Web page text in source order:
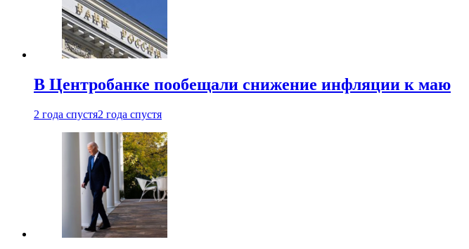
В Центробанке пообещали снижение инфляции к маю
2 года спустя2 года спустя